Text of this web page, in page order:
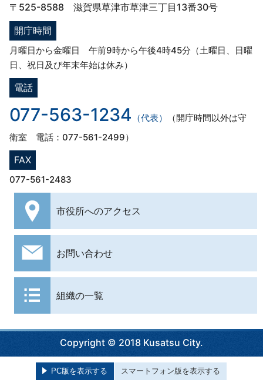
〒525-8588 滋賀県草津市草津三丁目13番30号
開庁時間
月曜日から金曜日 午前9時から午後4時45分（土曜日、日曜
日、祝日及び年末年始は休み）
電話
077-563-1234 （代表）
（開庁時間以外は守
衛室 電話：077-561-2499）
FAX
077-561-2483
市役所へのアクセス
お問い合わせ
組織の一覧
Copyright © 2018 Kusatsu City.
PC版を表示する スマートフォン版を表示する